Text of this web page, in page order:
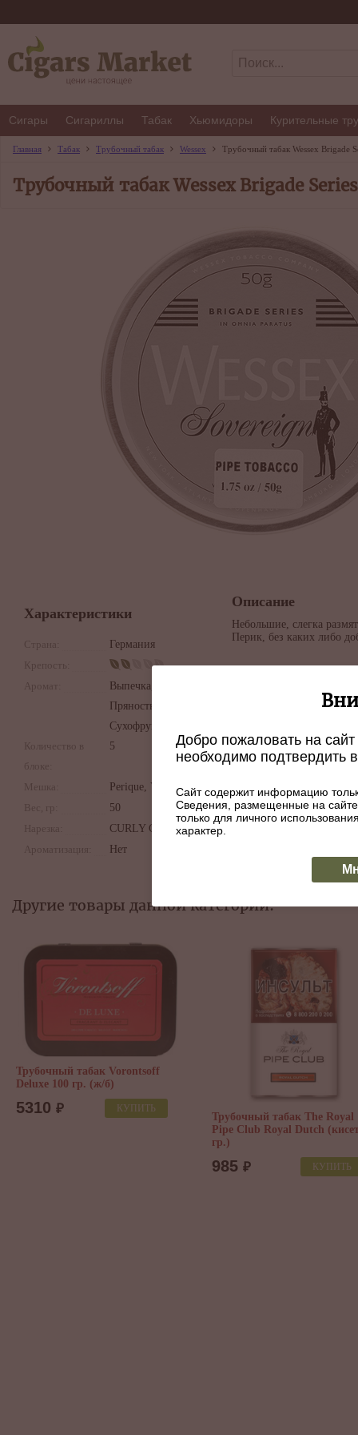
Сигары Сигариллы Табак Хьюмидоры Курительные
Главная Табак Трубочный табак Wessex Трубочный табак Wessex Brigade
Трубочный табак Wessex Brigade
Характеристики
Страна:
Германия
Крепость:
Аромат:
Выпечка,
Пряность,
Сухофрукты
Количество в
блоке:
5
Мешка:
Perique, Virginia
Вес, гр:
50
Нарезка:
CURLY CUT
Ароматизация:
Нет
Описание
Небольшие, слегка
Перик, без каких либо
Другие товары данной категории:
The Royal
Трубочный табак Doctor Pipe
Добро пожаловать на
необходимо подтвердить
Сайт содержит информацию
Сведения, размещенные на
только для личного
характер.